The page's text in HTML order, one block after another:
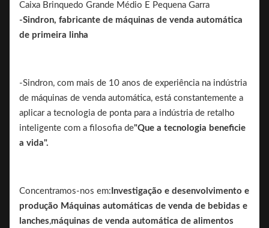
Caixa Brinquedo Grande Médio E Pequena Garra
-Sindron, fabricante de máquinas de venda automática
de primeira linha
-Sindron, com mais de 10 anos de experiência na indústria
de máquinas de venda automática, está constantemente a
aplicar a tecnologia de ponta para a indústria de retalho
inteligente com a filosofia de"Que a tecnologia beneficie
a vida".
Concentramos-nos em: Investigação e desenvolvimento e
produção Máquinas automáticas de venda de bebidas e
lanches,máquinas de venda automática de alimentos